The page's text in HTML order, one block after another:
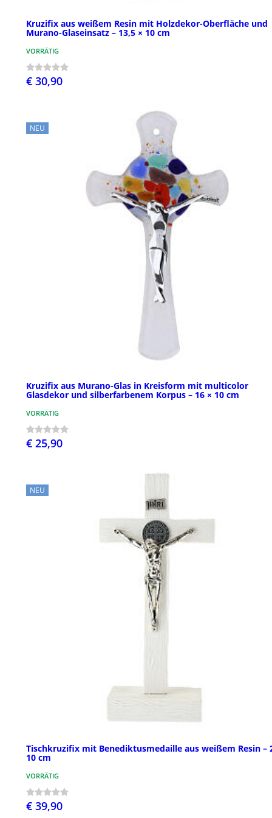
Kruzifix aus weißem Resin mit Holzdekor-Oberfläche und
Murano-Glaseinsatz – 13,5 × 10 cm
VORRÄTIG
€ 30,90
NEU
Kruzifix aus Murano-Glas in Kreisform mit multicolor
Glasdekor und silberfarbenem Korpus – 16 × 10 cm
VORRÄTIG
€ 25,90
NEU
Tischkruzifix mit Benediktusmedaille aus weißem Resin –
10 cm
VORRÄTIG
€ 39,90